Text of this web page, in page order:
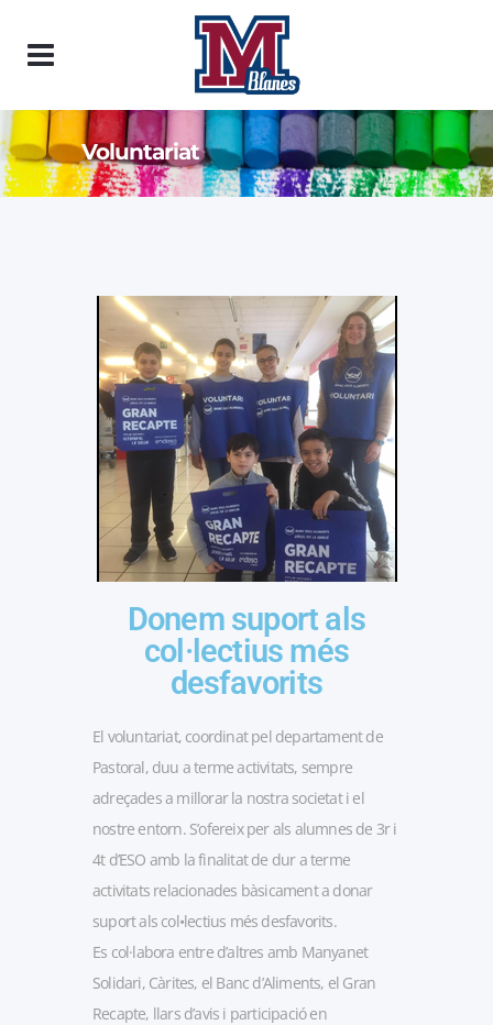
Voluntariat
Donem suport als
col·lectius més
desfavorits
El voluntariat, coordinat pel departament de
Pastoral, duu a terme activitats, sempre
adreçades a millorar la nostra societat i el
nostre entorn. S’ofereix per als alumnes de 3r i
4t d’ESO amb la finalitat de dur a terme
activitats relacionades bàsicament a donar
suport als col•lectius més desfavorits.
Es col·labora entre d’altres amb Manyanet
Solidari, Càrites, el Banc d’Aliments, el Gran
Recapte, llars d’avis i participació en